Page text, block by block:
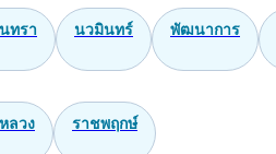
ทรา นวมินทร์ พัฒนาการ
ลวง ราชพฤกษ์